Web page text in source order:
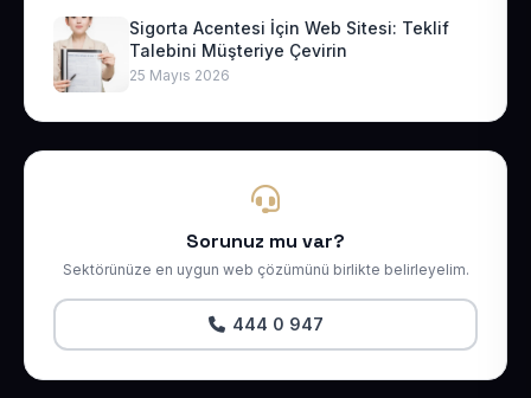
Sigorta Acentesi İçin Web Sitesi: Teklif
Talebini Müşteriye Çevirin
25 Mayıs 2026
Sorunuz mu var?
Sektörünüze en uygun web çözümünü birlikte belirleyelim.
444 0 947